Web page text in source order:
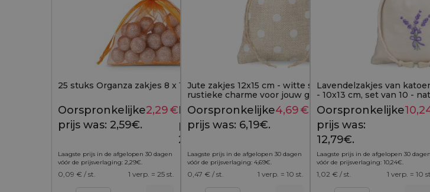
25 stuks Organza zakjes 8 x 10 cm - oranje
2,59 €
Oorspronkelijke
prijs was: 2,59€.
2,29€Huidige
prijs is:
2,29€.
Laagste prijs in de afgelopen 30 dagen
vóór de prijsverlaging: 2,29€.
0,09 € / st. 1 verp. = 25 st.
Jute zakjes 12x15 cm - witte stippen &
rustieke charme voor jouw geschenken
6,19 €
Oorspronkelijke
prijs was: 6,19€.
4,69€ Huidige
prijs is:
4,69€.
Laagste prijs in de afgelopen 30 dagen
vóór de prijsverlaging: 4,69€.
0,47 € / st. 1 verp. = 10 st.
Lavendelzakjes van
- 10x13 cm, set van 10 -
een stijlvol jasje
Oorspronkelijke
prijs was:
12,79€.
Laagste prijs in de afgelopen 30 dagen
vóór de prijsverlaging: 10,24€.
1,02 € / st. 1 verp. = 10